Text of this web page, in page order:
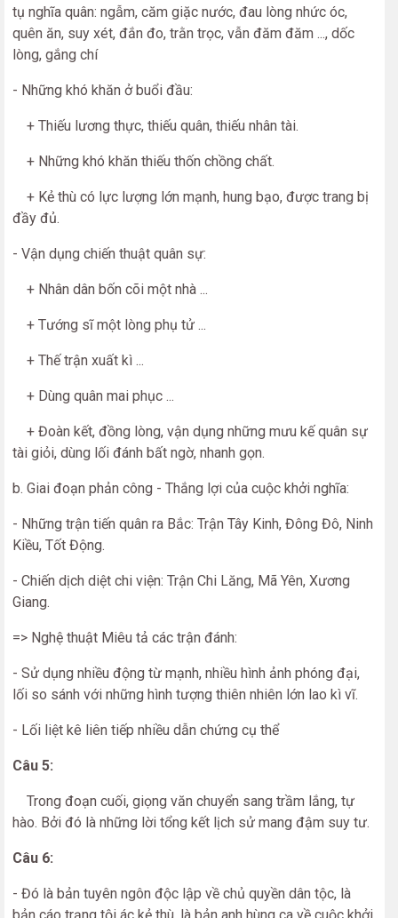
tụ nghĩa quân: ngẫm, căm giặc nước, đau lòng nhức óc,
quên ăn, suy xét, đắn đo, trằn trọc, vẫn đăm đăm ..., dốc
lòng, gắng chí
- Những khó khăn ở buổi đầu:
+ Thiếu lương thực, thiếu quân, thiếu nhân tài.
+ Những khó khăn thiếu thốn chồng chất.
+ Kẻ thù có lực lượng lớn mạnh, hung bạo, được trang bị
đầy đủ.
- Vận dụng chiến thuật quân sự:
+ Nhân dân bốn cõi một nhà ...
+ Tướng sĩ một lòng phụ tử ...
+ Thế trận xuất kì ...
+ Dùng quân mai phục ...
+ Đoàn kết, đồng lòng, vận dụng những mưu kế quân sự
tài giỏi, dùng lối đánh bất ngờ, nhanh gọn.
b. Giai đoạn phản công - Thắng lợi của cuộc khởi nghĩa:
- Những trận tiến quân ra Bắc: Trận Tây Kinh, Đông Đô, Ninh
Kiều, Tốt Động.
- Chiến dịch diệt chi viện: Trận Chi Lăng, Mã Yên, Xương
Giang.
=> Nghệ thuật Miêu tả các trận đánh:
- Sử dụng nhiều động từ mạnh, nhiều hình ảnh phóng đại,
lối so sánh với những hình tượng thiên nhiên lớn lao kì vĩ.
- Lối liệt kê liên tiếp nhiều dẫn chứng cụ thể
Câu 5:
Trong đoạn cuối, giọng văn chuyển sang trầm lắng, tự
hào. Bởi đó là những lời tổng kết lịch sử mang đậm suy tư.
Câu 6:
- Đó là bản tuyên ngôn độc lập về chủ quyền dân tộc, là